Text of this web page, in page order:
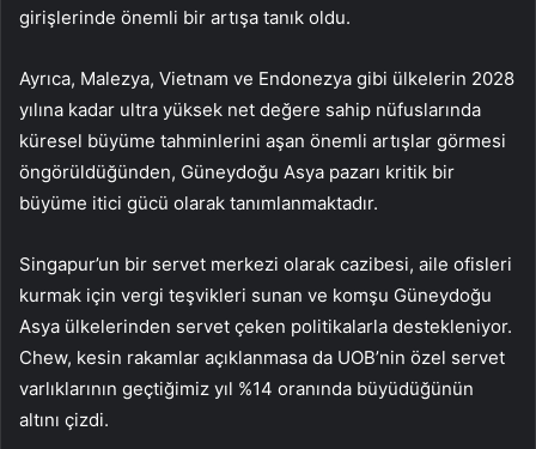
girişlerinde önemli bir artışa tanık oldu.
Ayrıca, Malezya, Vietnam ve Endonezya gibi ülkelerin 2028
yılına kadar ultra yüksek net değere sahip nüfuslarında
küresel büyüme tahminlerini aşan önemli artışlar görmesi
öngörüldüğünden, Güneydoğu Asya pazarı kritik bir
büyüme itici gücü olarak tanımlanmaktadır.
Singapur’un bir servet merkezi olarak cazibesi, aile ofisleri
kurmak için vergi teşvikleri sunan ve komşu Güneydoğu
Asya ülkelerinden servet çeken politikalarla destekleniyor.
Chew, kesin rakamlar açıklanmasa da UOB’nin özel servet
varlıklarının geçtiğimiz yıl %14 oranında büyüdüğünün
altını çizdi.